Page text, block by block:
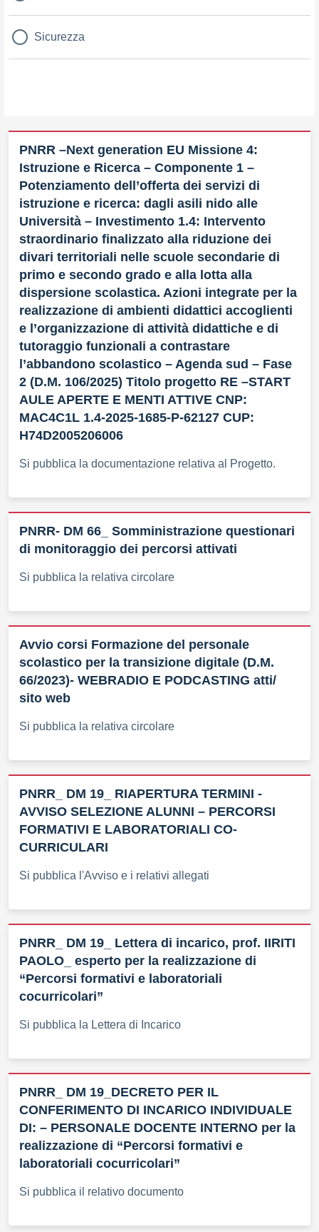
Sicurezza
PNRR –Next generation EU Missione 4:
Istruzione e Ricerca – Componente 1 –
Potenziamento dell’offerta dei servizi di
istruzione e ricerca: dagli asili nido alle
Università – Investimento 1.4: Intervento
straordinario finalizzato alla riduzione dei
divari territoriali nelle scuole secondarie di
primo e secondo grado e alla lotta alla
dispersione scolastica. Azioni integrate per la
realizzazione di ambienti didattici accoglienti
e l’organizzazione di attività didattiche e di
tutoraggio funzionali a contrastare
l’abbandono scolastico – Agenda sud – Fase
2 (D.M. 106/2025) Titolo progetto RE –START
AULE APERTE E MENTI ATTIVE CNP:
MAC4C1L 1.4-2025-1685-P-62127 CUP:
H74D2005206006
Si pubblica la documentazione relativa al Progetto.
PNRR- DM 66_ Somministrazione questionari
di monitoraggio dei percorsi attivati
Si pubblica la relativa circolare
Avvio corsi Formazione del personale
scolastico per la transizione digitale (D.M.
66/2023)- WEBRADIO E PODCASTING atti/
sito web
Si pubblica la relativa circolare
PNRR_ DM 19_ RIAPERTURA TERMINI -
AVVISO SELEZIONE ALUNNI – PERCORSI
FORMATIVI E LABORATORIALI CO-
CURRICULARI
Si pubblica l'Avviso e i relativi allegati
PNRR_ DM 19_ Lettera di incarico, prof. IIRITI
PAOLO_ esperto per la realizzazione di
“Percorsi formativi e laboratoriali
cocurricolari”
Si pubblica la Lettera di Incarico
PNRR_ DM 19_DECRETO PER IL
CONFERIMENTO DI INCARICO INDIVIDUALE
DI: – PERSONALE DOCENTE INTERNO per la
realizzazione di “Percorsi formativi e
laboratoriali cocurricolari”
Si pubblica il relativo documento